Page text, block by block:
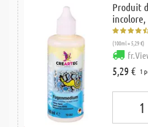
Produit
(100ml = 5,29 €)
5,29 € 1